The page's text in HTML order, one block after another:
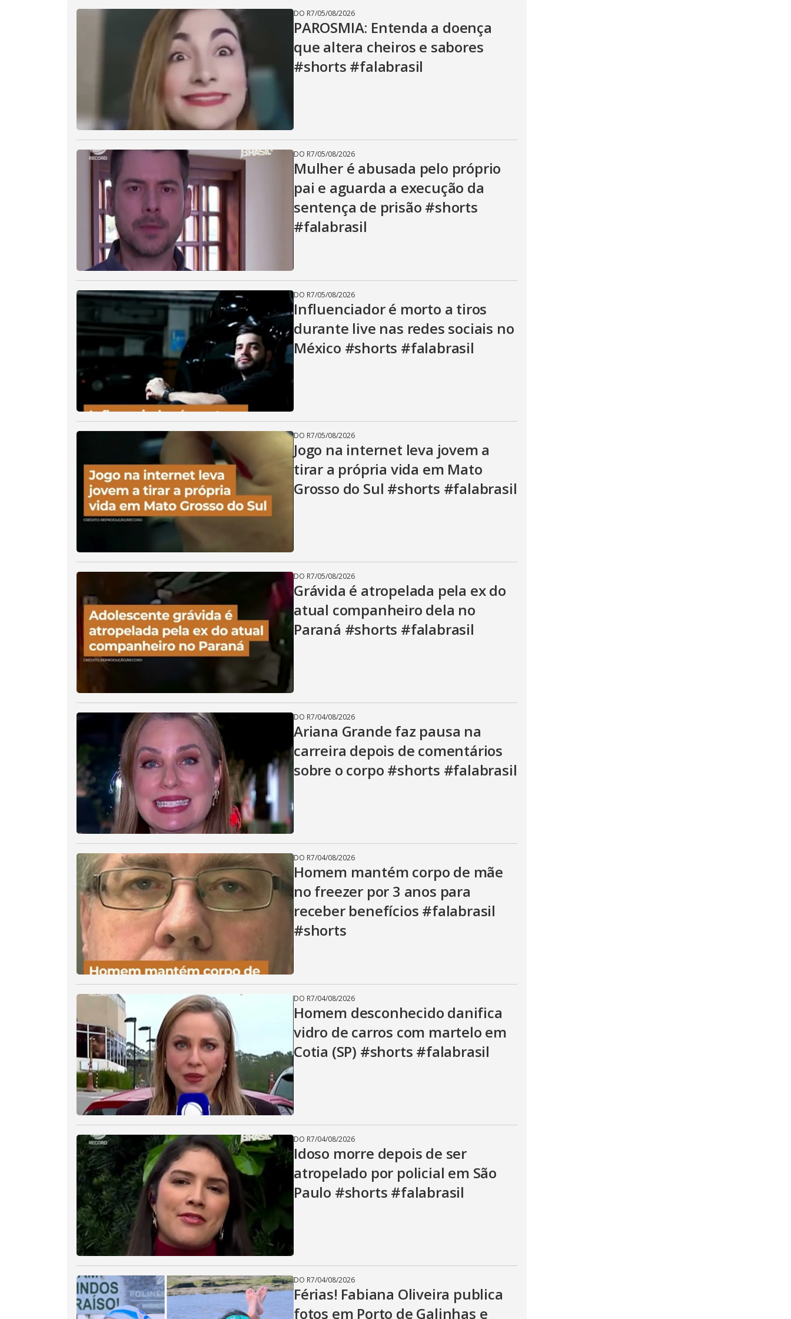
i
d
e
o
DO R7/05/08/2026
PAROSMIA: Entenda a doença
que altera cheiros e sabores
#shorts #falabrasil
DO R7/05/08/2026
Mulher é abusada pelo próprio
pai e aguarda a execução da
sentença de prisão #shorts
#falabrasil
DO R7/05/08/2026
Influenciador é morto a tiros
durante live nas redes sociais no
México #shorts #falabrasil
DO R7/05/08/2026
Jogo na internet leva jovem a
tirar a própria vida em Mato
Grosso do Sul #shorts #falabrasil
DO R7/05/08/2026
Grávida é atropelada pela ex do
atual companheiro dela no
Paraná #shorts #falabrasil
DO R7/04/08/2026
Ariana Grande faz pausa na
carreira depois de comentários
sobre o corpo #shorts #falabrasil
DO R7/04/08/2026
Homem mantém corpo de mãe
no freezer por 3 anos para
receber benefícios #falabrasil
#shorts
DO R7/04/08/2026
Homem desconhecido danifica
vidro de carros com martelo em
Cotia (SP) #shorts #falabrasil
DO R7/04/08/2026
Idoso morre depois de ser
atropelado por policial em São
Paulo #shorts #falabrasil
DO R7/04/08/2026
Férias! Fabiana Oliveira publica
fotos em Porto de Galinhas e